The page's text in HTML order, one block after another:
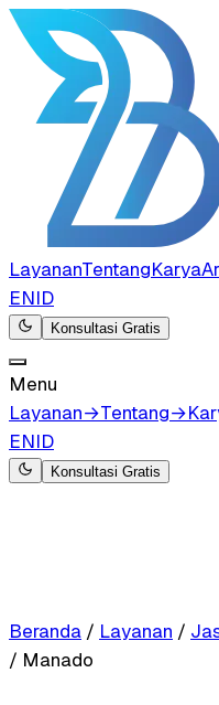
LayananTentangKarya
ENID
Konsultasi Gratis
Menu
Layanan→Tentang→
ENID
Konsultasi Gratis
Beranda / Layanan /
/ Manado